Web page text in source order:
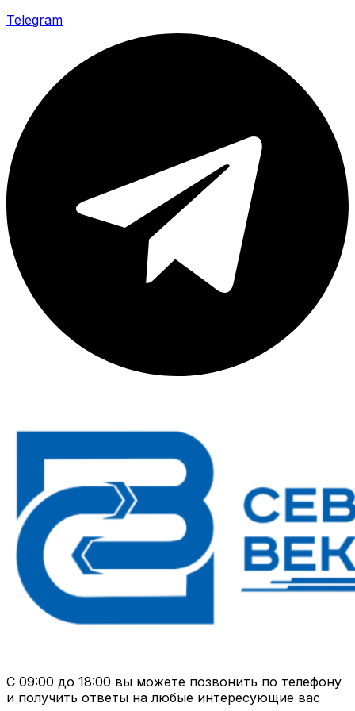
Telegram
С 09:00 до 18:00 вы можете позвонить по телефону
и получить ответы на любые интересующие вас